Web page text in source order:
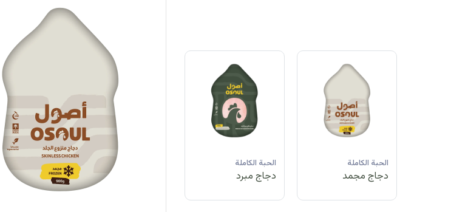
الحبة الكاملة
دجاج مبرد
الحبة الكاملة
دجاج مجمد
الحبة الكاملة
دجاج مجمد
الحبة الكاملة الحبة الكاملة
دجاج مجمد